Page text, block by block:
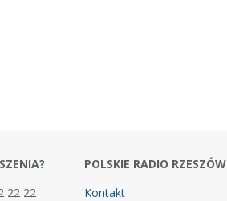
22 22
POLSKIE RADIO RZESZÓW
Kontakt